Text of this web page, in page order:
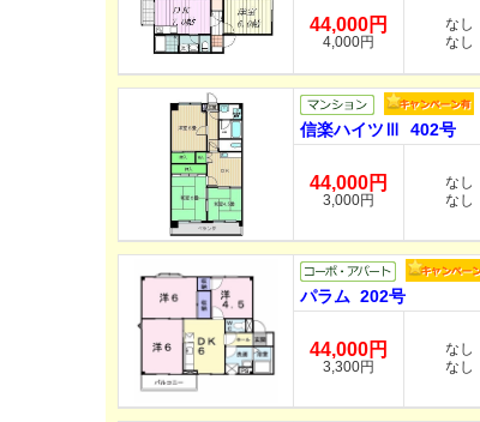
44,000円
4,000円
なし
なし
信楽ハイツⅢ 402号
44,000円
3,000円
なし
なし
パラム 202号
44,000円
3,300円
なし
なし